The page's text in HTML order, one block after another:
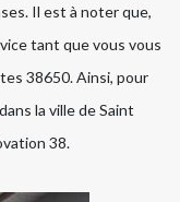
Il est à noter que,
tant que vous vous
38650. Ainsi, pour
la ville de Saint
38.